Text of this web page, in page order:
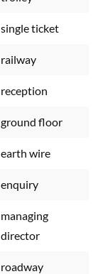
single ticket
railway
reception
ground floor
earth wire
enquiry
managing
director
roadway